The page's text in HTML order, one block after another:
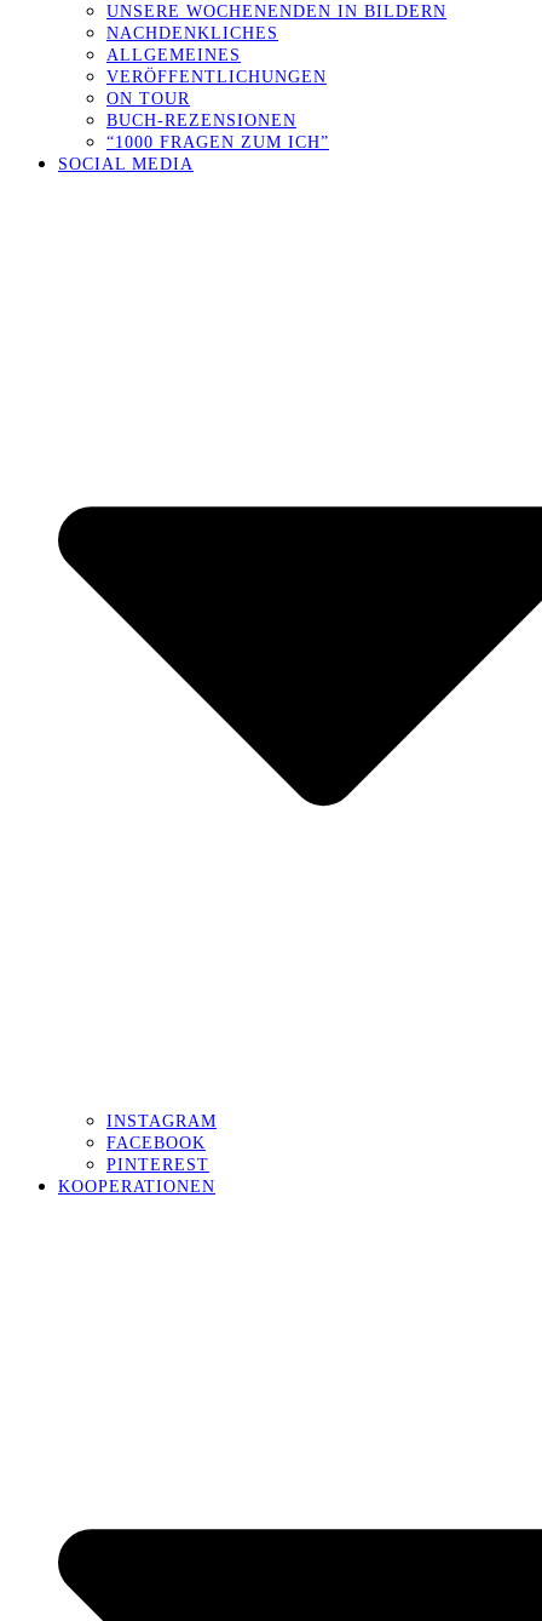
UNSERE WOCHENENDEN IN BILDERN
NACHDENKLICHES
ALLGEMEINES
VERÖFFENTLICHUNGEN
ON TOUR
BUCH-REZENSIONEN
“1000 FRAGEN ZUM ICH”
SOCIAL MEDIA
INSTAGRAM
FACEBOOK
PINTEREST
KOOPERATIONEN